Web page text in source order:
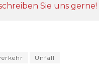
Sie uns gerne!
Unfall